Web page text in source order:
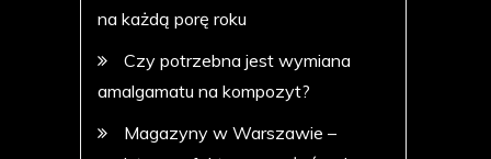
na każdą porę roku
Czy potrzebna jest wymiana
amalgamatu na kompozyt?
Magazyny w Warszawie –